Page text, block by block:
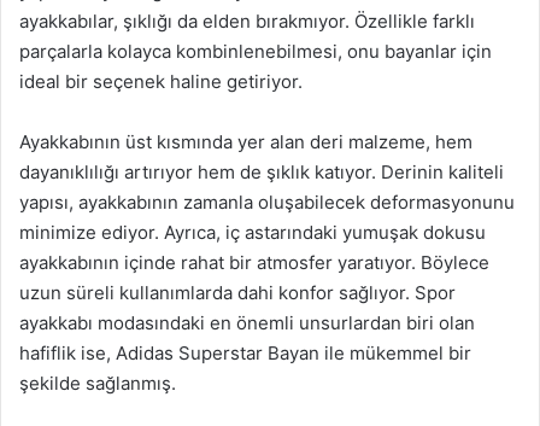
ayakkabılar, şıklığı da elden bırakmıyor. Özellikle farklı
parçalarla kolayca kombinlenebilmesi, onu bayanlar için
ideal bir seçenek haline getiriyor.
Ayakkabının üst kısmında yer alan deri malzeme, hem
dayanıklılığı artırıyor hem de şıklık katıyor. Derinin kaliteli
yapısı, ayakkabının zamanla oluşabilecek deformasyonunu
minimize ediyor. Ayrıca, iç astarındaki yumuşak dokusu
ayakkabının içinde rahat bir atmosfer yaratıyor. Böylece
uzun süreli kullanımlarda dahi konfor sağlıyor. Spor
ayakkabı modasındaki en önemli unsurlardan biri olan
hafiflik ise, Adidas Superstar Bayan ile mükemmel bir
şekilde sağlanmış.